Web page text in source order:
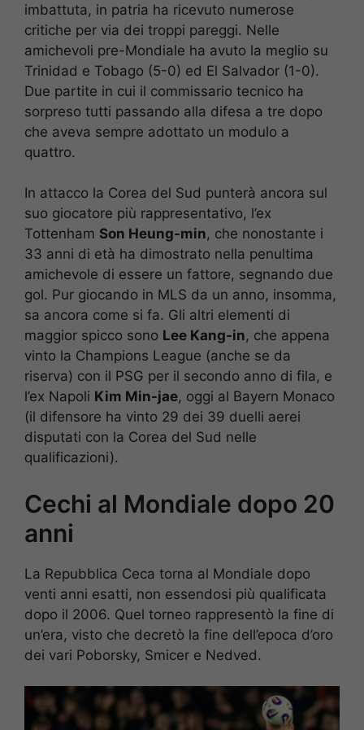
imbattuta, in patria ha ricevuto numerose
critiche per via dei troppi pareggi. Nelle
amichevoli pre-Mondiale ha avuto la meglio su
Trinidad e Tobago (5-0) ed El Salvador (1-0).
Due partite in cui il commissario tecnico ha
sorpreso tutti passando alla difesa a tre dopo
che aveva sempre adottato un modulo a
quattro.
In attacco la Corea del Sud punterà ancora sul
suo giocatore più rappresentativo, l’ex
Tottenham Son Heung-min, che nonostante i
33 anni di età ha dimostrato nella penultima
amichevole di essere un fattore, segnando due
gol. Pur giocando in MLS da un anno, insomma,
sa ancora come si fa. Gli altri elementi di
maggior spicco sono Lee Kang-in, che appena
vinto la Champions League (anche se da
riserva) con il PSG per il secondo anno di fila, e
l’ex Napoli Kim Min-jae, oggi al Bayern Monaco
(il difensore ha vinto 29 dei 39 duelli aerei
disputati con la Corea del Sud nelle
qualificazioni).
Cechi al Mondiale dopo 20
anni
La Repubblica Ceca torna al Mondiale dopo
venti anni esatti, non essendosi più qualificata
dopo il 2006. Quel torneo rappresentò la fine di
un’era, visto che decretò la fine dell’epoca d’oro
dei vari Poborsky, Smicer e Nedved.